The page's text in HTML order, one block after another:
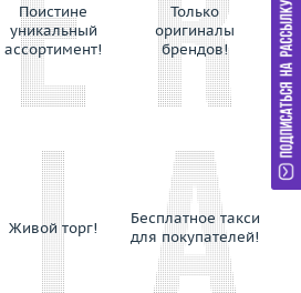
Поистине
уникальный
ассортимент!
Только
оригиналы
брендов!
Живой торг!
Бесплатное такси
для покупателей!